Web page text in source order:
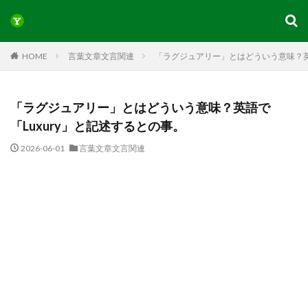
HOME 言葉文章文言関連 「ラグジュアリー」とはどういう意味
「ラグジュアリー」とはどういう意味？英語で
「Luxury」と記述するとの事。
2026-06-01 言葉文章文言関連